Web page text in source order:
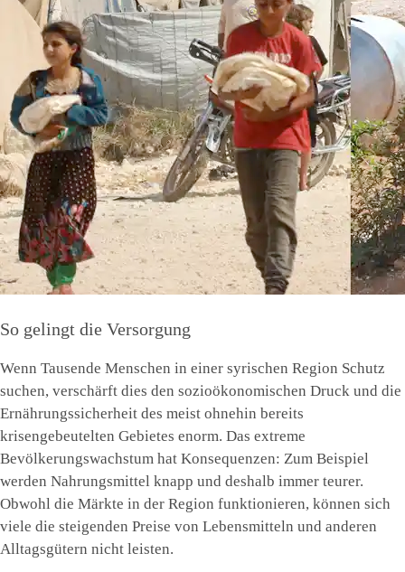
So gelingt die Versorgung
Wenn Tausende Menschen in einer syrischen Region Schutz
suchen, verschärft dies den sozioökonomischen Druck und die
Ernährungssicherheit des meist ohnehin bereits
krisengebeutelten Gebietes enorm. Das extreme
Bevölkerungswachstum hat Konsequenzen: Zum Beispiel
werden Nahrungsmittel knapp und deshalb immer teurer.
Obwohl die Märkte in der Region funktionieren, können sich
viele die steigenden Preise von Lebensmitteln und anderen
Alltagsgütern nicht leisten.